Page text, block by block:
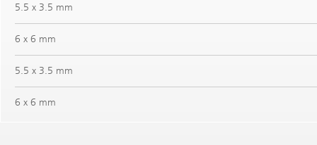
5.5 x 3.5 mm
6 x 6 mm
5.5 x 3.5 mm
6 x 6 mm